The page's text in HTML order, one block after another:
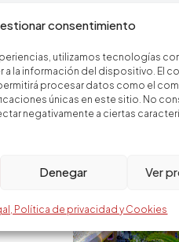
consentimiento
utilizamos tecnologías
a la información del dispositivo. El
procesar datos como el
únicas en este sitio. No
negativamente a ciertas
Denegar Ver
Política de privacidad y Cookies
Servicios